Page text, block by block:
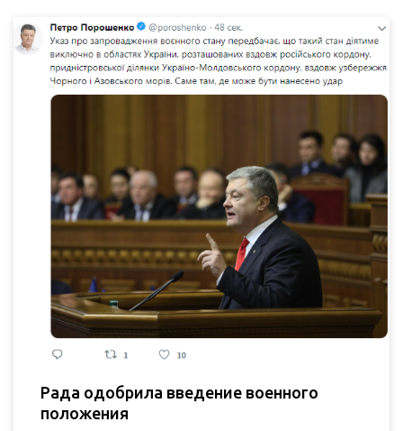
Рада одобрила введение военного
положения